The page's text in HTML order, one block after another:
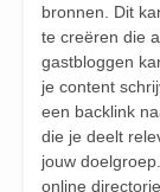
bronnen. Dit
te creëren die
gastbloggen
je content
een backlink
die je deelt
jouw
online